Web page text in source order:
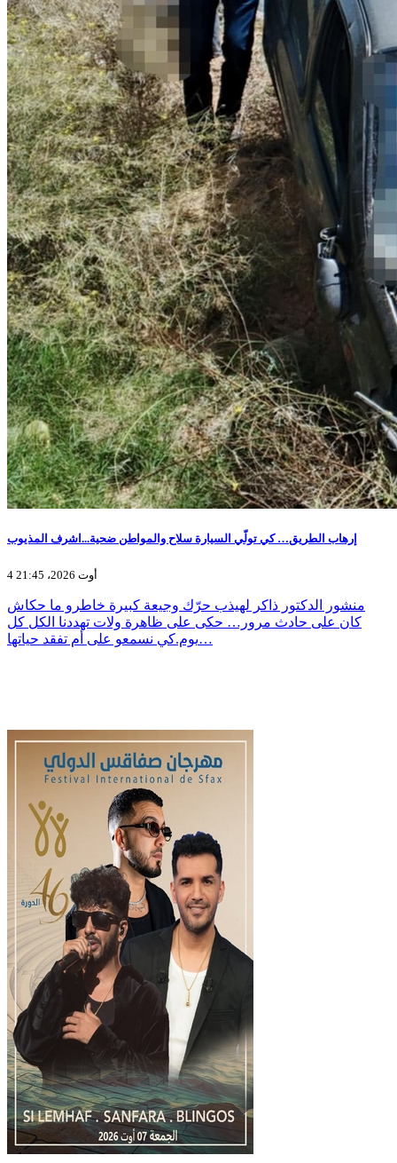
إرهاب الطريق… كي تولّي السيارة سلاح والمواطن ضحية...اشرف المذيوب
4 أوت 2026، 21:45
منشور الدكتور ذاكر لهيذب حرّك وجيعة كبيرة خاطرو ما حكاش
كان على حادث مرور… حكى على ظاهرة ولات تهددنا الكل كل
يوم.كي نسمعو على أم تفقد حياتها…